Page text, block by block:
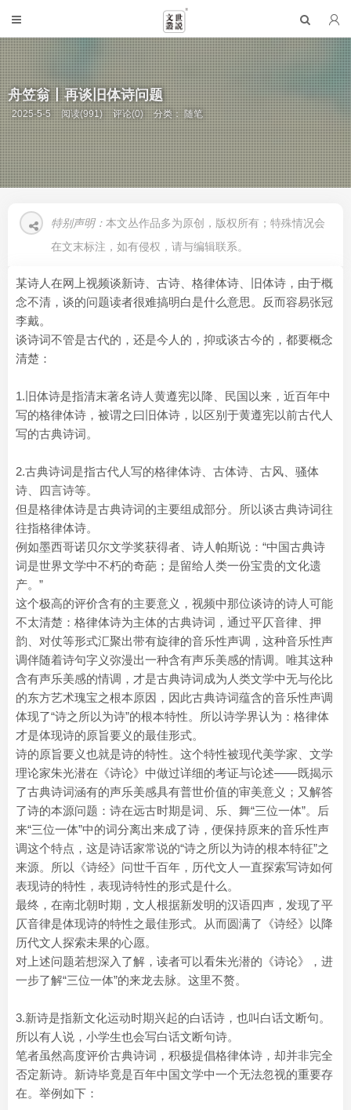
舟笠翁丨再谈旧体诗问题
2025-5-5 阅读(991) 评论(0) 分类：随笔
特别声明： 本文丛作品多为原创，版权所有；特殊情况会
在文末标注，如有侵权，请与编辑联系。
某诗人在网上视频谈新诗、古诗、格律体诗、旧体诗，由于概
念不清，谈的问题读者很难搞明白是什么意思。反而容易张冠
李戴。
谈诗词不管是古代的，还是今人的，抑或谈古今的，都要概念
清楚：
1.旧体诗是指清末著名诗人黄遵宪以降、民国以来，近百年中
写的格律体诗，被谓之曰旧体诗，以区别于黄遵宪以前古代人
写的古典诗词。
2.古典诗词是指古代人写的格律体诗、古体诗、古风、骚体
诗、四言诗等。
但是格律体诗是古典诗词的主要组成部分。所以谈古典诗词往
往指格律体诗。
例如墨西哥诺贝尔文学奖获得者、诗人帕斯说：“中国古典诗
词是世界文学中不朽的奇葩；是留给人类一份宝贵的文化遗
产。”
这个极高的评价含有的主要意义，视频中那位谈诗的诗人可能
不太清楚：格律体诗为主体的古典诗词，通过平仄音律、押
韵、对仗等形式汇聚出带有旋律的音乐性声调，这种音乐性声
调伴随着诗句字义弥漫出一种含有声乐美感的情调。唯其这种
含有声乐美感的情调，才是古典诗词成为人类文学中无与伦比
的东方艺术瑰宝之根本原因，因此古典诗词蕴含的音乐性声调
体现了“诗之所以为诗”的根本特性。所以诗学界认为：格律体
才是体现诗的原旨要义的最佳形式。
诗的原旨要义也就是诗的特性。这个特性被现代美学家、文学
理论家朱光潜在《诗论》中做过详细的考证与论述——既揭示
了古典诗词涵有的声乐美感具有普世价值的审美意义；又解答
了诗的本源问题：诗在远古时期是词、乐、舞“三位一体”。后
来“三位一体”中的词分离出来成了诗，便保持原来的音乐性声
调这个特点，这是诗话家常说的“诗之所以为诗的根本特征”之
来源。所以《诗经》问世千百年，历代文人一直探索写诗如何
表现诗的特性，表现诗特性的形式是什么。
最终，在南北朝时期，文人根据新发明的汉语四声，发现了平
仄音律是体现诗的特性之最佳形式。从而圆满了《诗经》以降
历代文人探索未果的心愿。
对上述问题若想深入了解，读者可以看朱光潜的《诗论》，进
一步了解“三位一体”的来龙去脉。这里不赘。
3.新诗是指新文化运动时期兴起的白话诗，也叫白话文断句。
所以有人说，小学生也会写白话文断句诗。
笔者虽然高度评价古典诗词，积极提倡格律体诗，却并非完全
否定新诗。新诗毕竟是百年中国文学中一个无法忽视的重要存
在。举例如下：